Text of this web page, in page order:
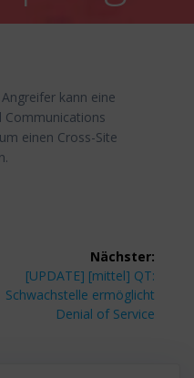
kann eine
Communications
einen Cross-Site
Nächster:
Nächster
Beitrag:
[UPDATE] [mittel] QT:
Schwachstelle ermöglicht
Denial of Service